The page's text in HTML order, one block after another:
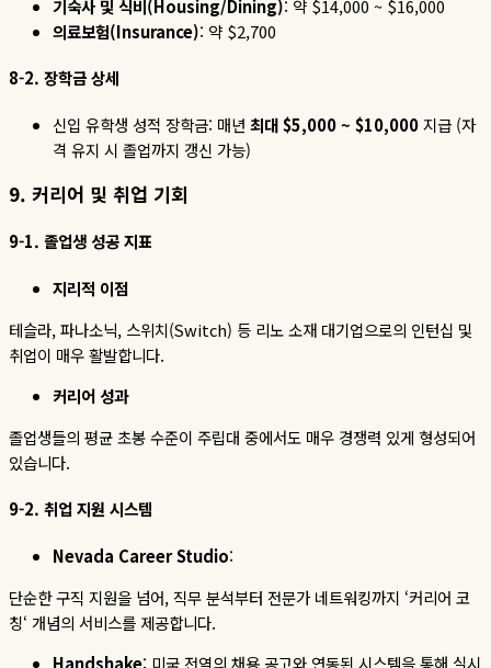
기숙사 및 식비(Housing/Dining): 약 $14,000 ~ $16,000
의료보험(Insurance): 약 $2,700
8-2. 장학금상세
신입 유학생 성적 장학금: 매년 최대$5,000 ~ $10,000지급 (자
격 유지 시 졸업까지 갱신 가능)
9. 커리어 및 취업 기회
9-1. 졸업생 성공지표
지리적 이점
테슬라, 파나소닉, 스위치(Switch) 등 리노 소재 대기업으로의 인턴십 및
취업이 매우 활발합니다.
커리어 성과
졸업생들의 평균 초봉 수준이 주립대 중에서도 매우 경쟁력 있게 형성되어
있습니다.
9-2. 취업지원 시스템
Nevada Career Studio:
단순한 구직 지원을 넘어, 직무 분석부터 전문가 네트워킹까지 ‘커리어 코
칭‘ 개념의 서비스를 제공합니다.